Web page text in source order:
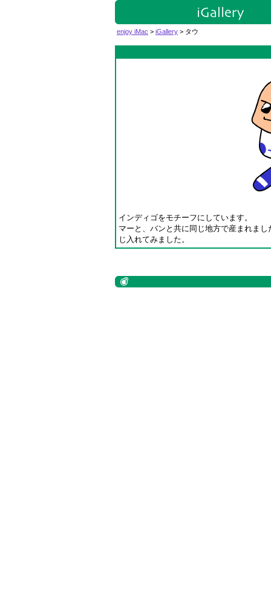
enjoy iMac > iGallery > タウ
インディゴをモチーフにしています。
マーと、バンと共に同じ地方で産まれま
じ入れてみました。